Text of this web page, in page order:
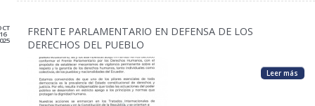
16
FRENTE PARLAMENTARIO EN DEFENSA DE LOS
DERECHOS DEL PUEBLO
Leer más